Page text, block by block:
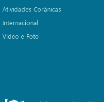
Atividades Corânicas
Internacional
Vídeo e Foto